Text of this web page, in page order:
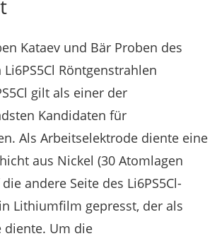
Kataev und Bär Proben des
Röntgenstrahlen
gilt als einer der
Kandidaten für
Als Arbeitselektrode diente eine
aus Nickel (30 Atomlagen
andere Seite des Li6PS5Cl-
Lithiumfilm gepresst, der als
diente. Um die